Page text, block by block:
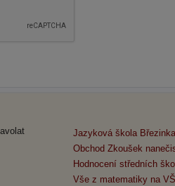
Jazyková škola Březinka
Obchod Zkoušek
Hodnocení středních
Vše z matematiky na